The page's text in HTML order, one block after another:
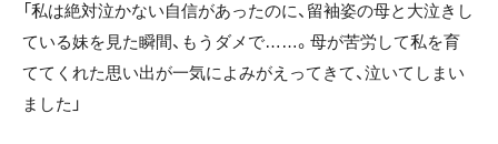
「私は絶対泣かない自信があったのに、留袖姿の母と大泣きし
ている妹を見た瞬間、もうダメで……。母が苦労して私を育
ててくれた思い出が一気によみがえってきて、泣いてしまい
ました」